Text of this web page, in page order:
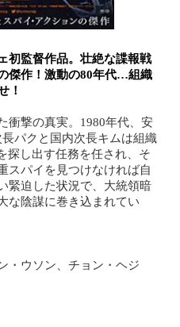
初監督作品。壮絶な諜報戦
傑作！激動の80年代…組織
！
衝撃の真実。1980年代、安
パクと国内次長キムは組織
探し出す任務を任され、そ
スパイを見つけなければ自
緊迫した状況で、大統領暗
な陰謀に巻き込まれてい
・ウソン、チョン・ヘジ